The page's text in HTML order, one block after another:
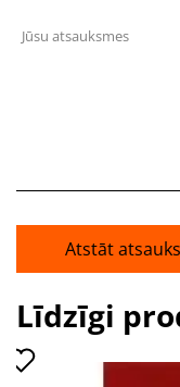
Jūsu atsauksmes
Atstāt
Līdzīgi